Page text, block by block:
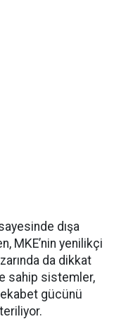
dışa
MKE’nin yenilikçi
da dikkat
sahip sistemler,
gücünü